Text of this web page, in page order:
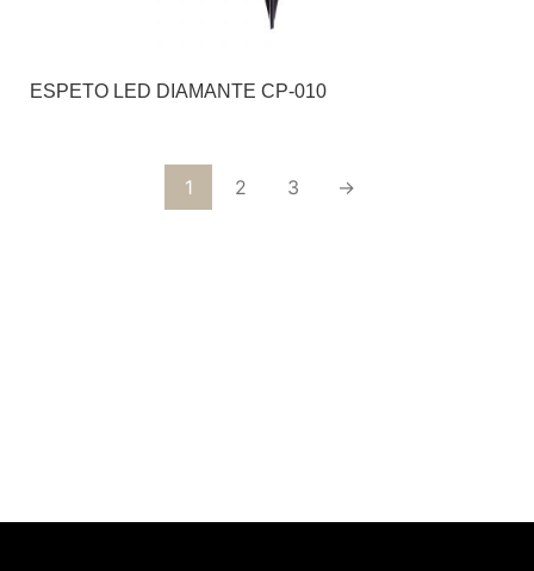
ESPETO LED DIAMANTE CP-010
1 2 3 →